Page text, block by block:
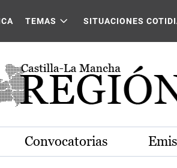
TEMAS SITUACIONES
Convocatorias